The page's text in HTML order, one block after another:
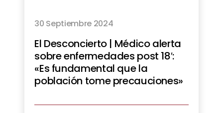
30 Septiembre 2024
El Desconcierto | Médico alerta
sobre enfermedades post 18′:
«Es fundamental que la
población tome precauciones»